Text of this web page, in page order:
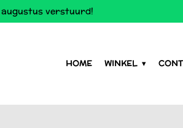
augustus verstuurd!
HOME WINKEL